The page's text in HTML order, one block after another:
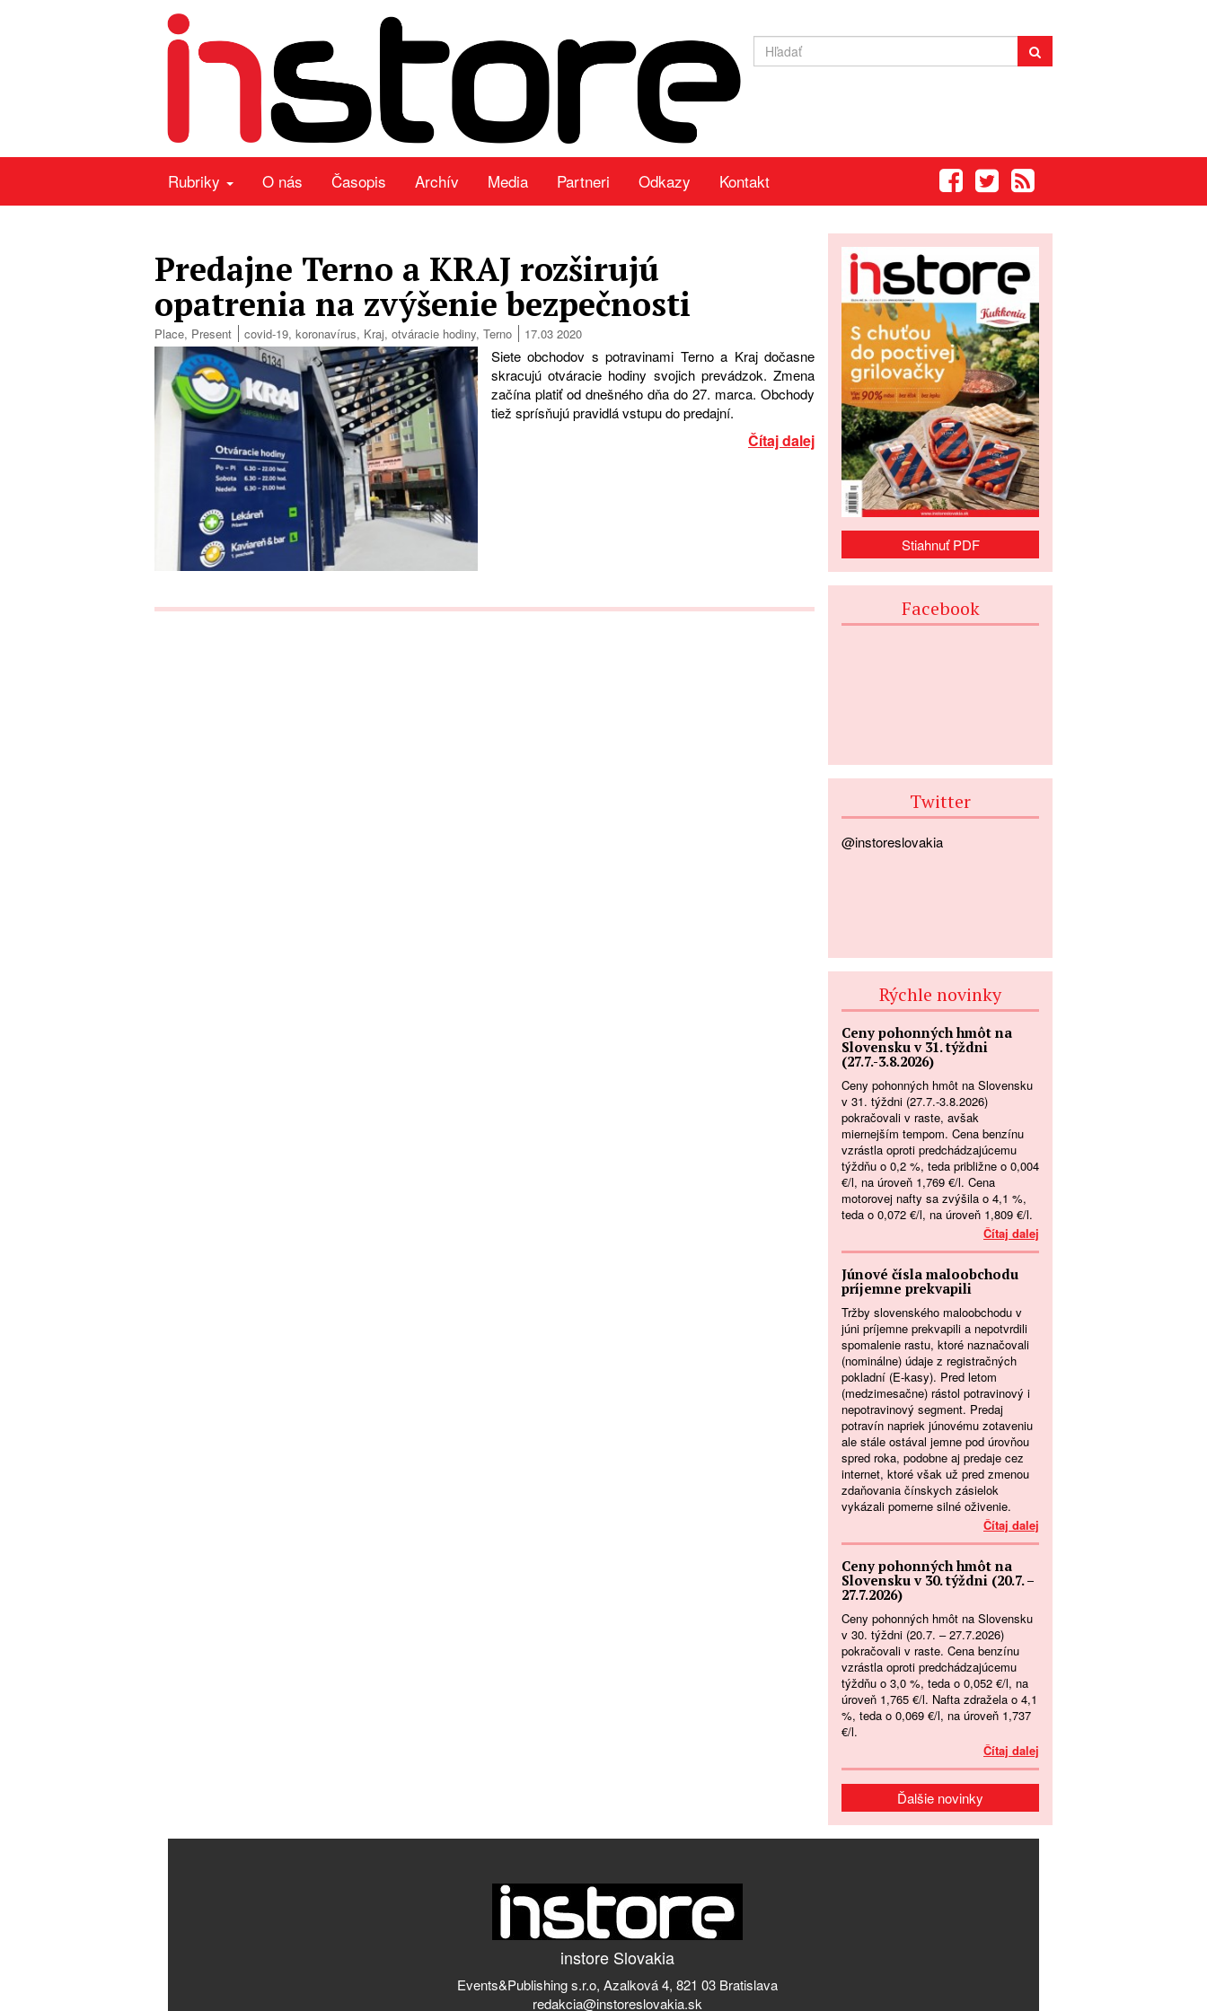
Rubriky O nás Časopis Archív Media Partneri Odkazy Kontakt
Predajne Terno a KRAJ rozširujú
opatrenia na zvýšenie bezpečnosti
Place, Present covid-19, koronavírus, Kraj, otváracie hodiny, Terno 17.03 2020
Siete obchodov s potravinami Terno a Kraj dočasne
skracujú otváracie hodiny svojich prevádzok. Zmena
začína platiť od dnešného dňa do 27. marca. Obchody
tiež sprísňujú pravidlá vstupu do predajní.
Čítaj dalej
Stiahnuť PDF
Facebook
Twitter
@instoreslovakia
Rýchle novinky
Ceny pohonných hmôt na
Slovensku v 31. týždni
(27.7.-3.8.2026)
Ceny pohonných hmôt na Slovensku
v 31. týždni (27.7.-3.8.2026)
pokračovali v raste, avšak
miernejším tempom. Cena benzínu
vzrástla oproti predchádzajúcemu
týždňu o 0,2 %, teda približne o 0,004
€/l, na úroveň 1,769 €/l. Cena
motorovej nafty sa zvýšila o 4,1 %,
teda o 0,072 €/l, na úroveň 1,809 €/l.
Čítaj dalej
Júnové čísla maloobchodu
príjemne prekvapili
Tržby slovenského maloobchodu v
júni príjemne prekvapili a nepotvrdili
spomalenie rastu, ktoré naznačovali
(nominálne) údaje z registračných
pokladní (E-kasy). Pred letom
(medzimesačne) rástol potravinový i
nepotravinový segment. Predaj
potravín napriek júnovému zotaveniu
ale stále ostával jemne pod úrovňou
spred roka, podobne aj predaje cez
internet, ktoré však už pred zmenou
zdaňovania čínskych zásielok
vykázali pomerne silné oživenie.
Čítaj dalej
Ceny pohonných hmôt na
Slovensku v 30. týždni (20.7. –
27.7.2026)
Ceny pohonných hmôt na Slovensku
v 30. týždni (20.7. – 27.7.2026)
pokračovali v raste. Cena benzínu
vzrástla oproti predchádzajúcemu
týždňu o 3,0 %, teda o 0,052 €/l, na
úroveň 1,765 €/l. Nafta zdražela o 4,1
%, teda o 0,069 €/l, na úroveň 1,737
€/l.
Čítaj dalej
Ďalšie novinky
instore Slovakia
Events&Publishing s.r.o, Azalková 4, 821 03 Bratislava
redakcia@instoreslovakia.sk